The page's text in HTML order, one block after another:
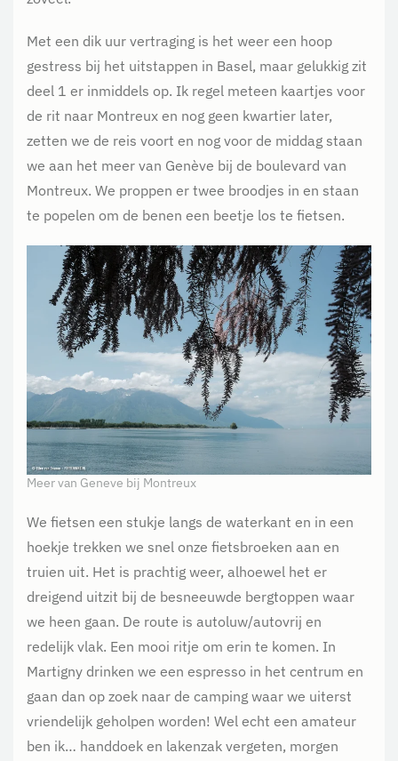
Met een dik uur vertraging is het weer een hoop
gestress bij het uitstappen in Basel, maar gelukkig zit
deel 1 er inmiddels op. Ik regel meteen kaartjes voor
de rit naar Montreux en nog geen kwartier later,
zetten we de reis voort en nog voor de middag staan
we aan het meer van Genève bij de boulevard van
Montreux. We proppen er twee broodjes in en staan
te popelen om de benen een beetje los te fietsen.
Meer van Geneve bij Montreux
We fietsen een stukje langs de waterkant en in een
hoekje trekken we snel onze fietsbroeken aan en
truien uit. Het is prachtig weer, alhoewel het er
dreigend uitzit bij de besneeuwde bergtoppen waar
we heen gaan. De route is autoluw/autovrij en
redelijk vlak. Een mooi ritje om erin te komen. In
Martigny drinken we een espresso in het centrum en
gaan dan op zoek naar de camping waar we uiterst
vriendelijk geholpen worden! Wel echt een amateur
ben ik… handdoek en lakenzak vergeten, morgen